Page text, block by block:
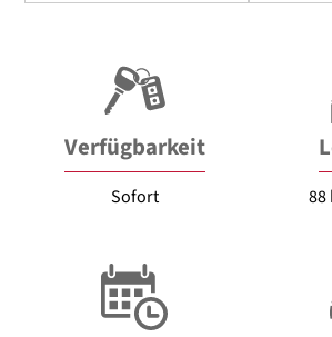
Verfügbarkeit
Sofort 88